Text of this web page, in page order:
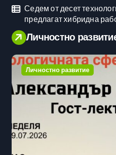
Седем от десет
предлагат хибридна
Личностно
Личностно развитие